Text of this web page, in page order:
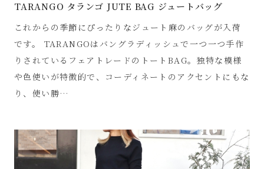
TARANGO タランゴ JUTE BAG ジュートバッグ
これからの季節にぴったりなジュート麻のバッグが入荷
です。 TARANGOはバングラディッシュで一つ一つ手作
りされているフェアトレードのトートBAG。独特な模様
や色使いが特徴的で、コーディネートのアクセントにもな
り、使い勝…